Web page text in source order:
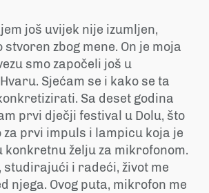
još uvijek nije izumljen,
zbog mene. On je moja
smo započeli još u
Sjećam se i kako se ta
Sa deset godina
prvi dječji festival u Dolu, što
za prvi impuls i lampicu koja je
konkretnu želju za mikrofonom.
i radeći, život me
njega. Ovog puta, mikrofon me